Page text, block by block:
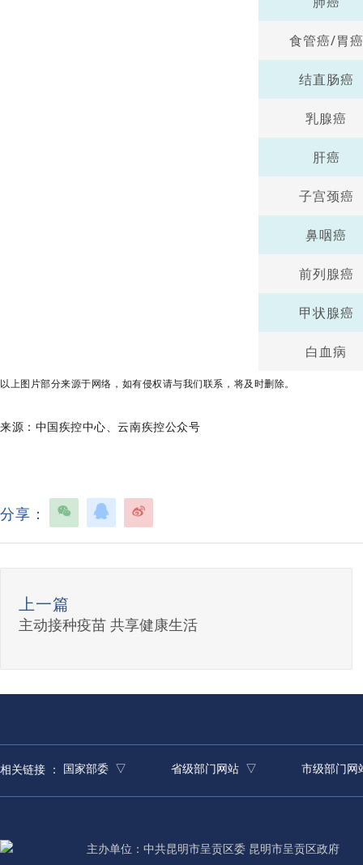
食管癌/胃癌
结直肠癌
乳腺癌
肝癌
子宫颈癌
鼻咽癌
前列腺癌
甲状腺癌
白血病
以上图片部分来源于网络，如有侵权请与我们联系，将及时删除。
来源：中国疾控中心、云南疾控公众号
分享：
上一篇
主动接种疫苗 共享健康生活
相关链接 ： 国家部委 ▽ 省级部门网站 ▽ 市级部门
主办单位：中共昆明市呈贡区委 昆明市呈贡区政府